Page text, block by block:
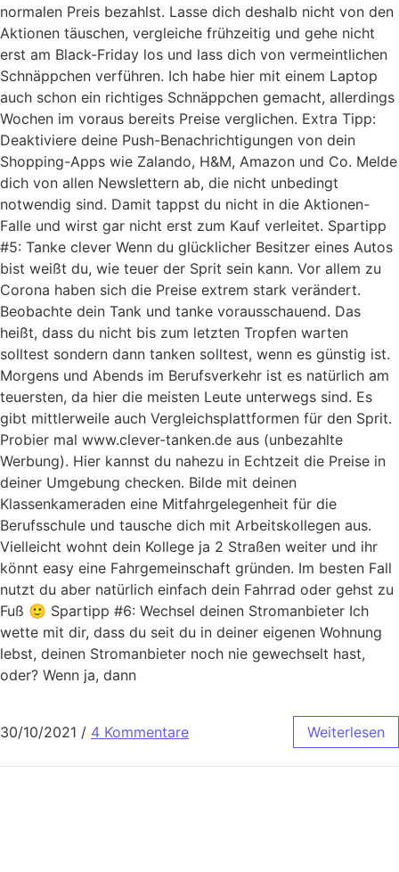
normalen Preis bezahlst. Lasse dich deshalb nicht von den
Aktionen täuschen, vergleiche frühzeitig und gehe nicht
erst am Black-Friday los und lass dich von vermeintlichen
Schnäppchen verführen. Ich habe hier mit einem Laptop
auch schon ein richtiges Schnäppchen gemacht, allerdings
Wochen im voraus bereits Preise verglichen. Extra Tipp:
Deaktiviere deine Push-Benachrichtigungen von dein
Shopping-Apps wie Zalando, H&M, Amazon und Co. Melde
dich von allen Newslettern ab, die nicht unbedingt
notwendig sind. Damit tappst du nicht in die Aktionen-
Falle und wirst gar nicht erst zum Kauf verleitet. Spartipp
#5: Tanke clever Wenn du glücklicher Besitzer eines Autos
bist weißt du, wie teuer der Sprit sein kann. Vor allem zu
Corona haben sich die Preise extrem stark verändert.
Beobachte dein Tank und tanke vorausschauend. Das
heißt, dass du nicht bis zum letzten Tropfen warten
solltest sondern dann tanken solltest, wenn es günstig ist.
Morgens und Abends im Berufsverkehr ist es natürlich am
teuersten, da hier die meisten Leute unterwegs sind. Es
gibt mittlerweile auch Vergleichsplattformen für den Sprit.
Probier mal www.clever-tanken.de aus (unbezahlte
Werbung). Hier kannst du nahezu in Echtzeit die Preise in
deiner Umgebung checken. Bilde mit deinen
Klassenkameraden eine Mitfahrgelegenheit für die
Berufsschule und tausche dich mit Arbeitskollegen aus.
Vielleicht wohnt dein Kollege ja 2 Straßen weiter und ihr
könnt easy eine Fahrgemeinschaft gründen. Im besten Fall
nutzt du aber natürlich einfach dein Fahrrad oder gehst zu
Fuß 🙂 Spartipp #6: Wechsel deinen Stromanbieter Ich
wette mit dir, dass du seit du in deiner eigenen Wohnung
lebst, deinen Stromanbieter noch nie gewechselt hast,
oder? Wenn ja, dann
30/10/2021 / 4 Kommentare Weiterlesen